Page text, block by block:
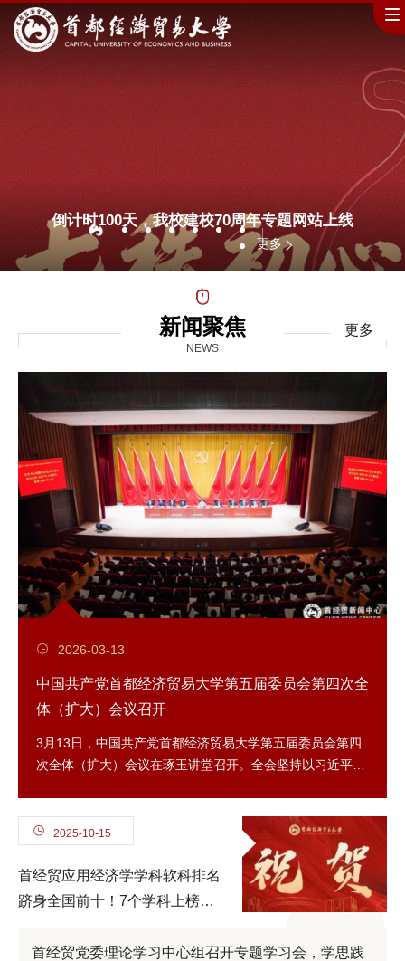
倒计时100天，我校建校70周年专题网站上线
更多
新闻聚焦
NEWS
更多
2026-03-13
中国共产党首都经济贸易大学第五届委员会第四次全
体（扩大）会议召开
3月13日，中国共产党首都经济贸易大学第五届委员会第四
次全体（扩大）会议在琢玉讲堂召开。全会坚持以习近平新
2025-10-15
首经贸应用经济学学科软科排名
跻身全国前十！7个学科上榜
首经贸党委理论学习中心组召开专题学习会，学思践